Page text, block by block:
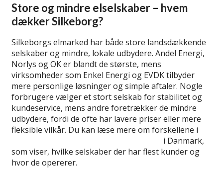
Store og mindre elselskaber – hvem
dækker Silkeborg?
Silkeborgs elmarked har både store landsdækkende
selskaber og mindre, lokale udbydere. Andel Energi,
Norlys og OK er blandt de største, mens
virksomheder som Enkel Energi og EVDK tilbyder
mere personlige løsninger og simple aftaler. Nogle
forbrugere vælger et stort selskab for stabilitet og
kundeservice, mens andre foretrækker de mindre
udbydere, fordi de ofte har lavere priser eller mere
fleksible vilkår. Du kan læse mere om forskellene i
i Danmark,
som viser, hvilke selskaber der har flest kunder og
hvor de opererer.